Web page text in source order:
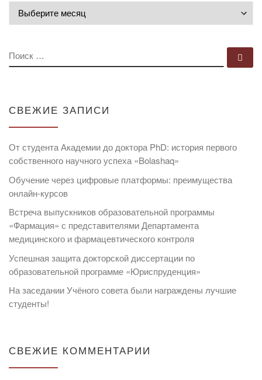
ПОИСК
СВЕЖИЕ ЗАПИСИ
От студента Академии до доктора PhD: история первого
собственного научного успеха «Bolashaq»
Обучение через цифровые платформы: преимущества
онлайн-курсов
Встреча выпускников образовательной программы
«Фармация» с представителями Департамента
медицинского и фармацевтического контроля
Успешная защита докторской диссертации по
образовательной программе «Юриспруденция»
На заседании Учёного совета были награждены лучшие
студенты!
СВЕЖИЕ КОММЕНТАРИИ